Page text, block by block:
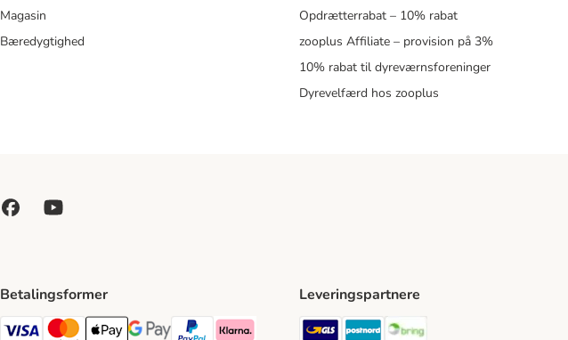
Magasin
Bæredygtighed
Opdrætterrabat – 10% rabat
zooplus Affiliate – provision på 3%
10% rabat til dyreværnsforeninger
Dyrevelfærd hos zooplus
Betalingsformer Leveringspartnere
GLS Shipping Method
Postnord Shipping Method